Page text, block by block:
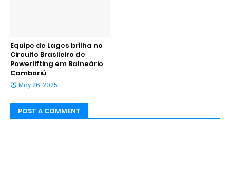
Equipe de Lages brilha no
Circuito Brasileiro de
Powerlifting em Balneário
Camboriú
May 26, 2025
POST A COMMENT